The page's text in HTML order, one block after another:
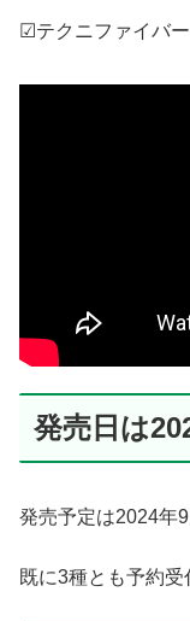
☑テクニファイバ
発売日は
発売予定は2024年9
既に3種とも予約受